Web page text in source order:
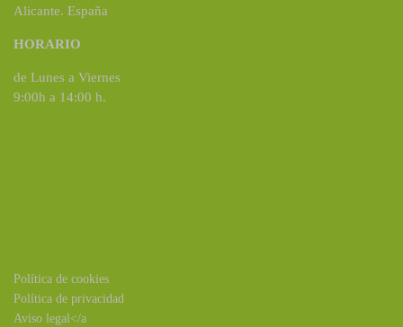
Alicante. España
HORARIO
de Lunes a Viernes
9:00h a 14:00 h.
Política de cookies
Política de privacidad
Aviso legal</a